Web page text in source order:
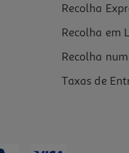
Recolha
Recolha em
Recolha
Taxas de